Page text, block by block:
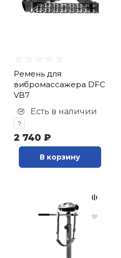
Ремень для
вибромассажера DFC
VB7
Есть в наличии
?
2 740 ₽
В корзину